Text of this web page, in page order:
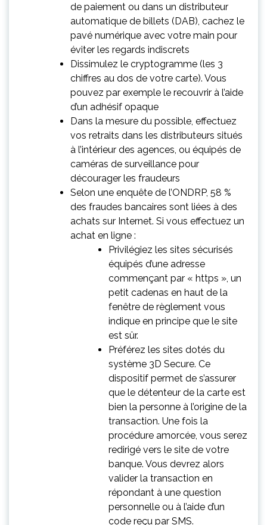
de paiement ou dans un distributeur
automatique de billets (DAB), cachez le
pavé numérique avec votre main pour
éviter les regards indiscrets
Dissimulez le cryptogramme (les 3
chiffres au dos de votre carte). Vous
pouvez par exemple le recouvrir à l’aide
d’un adhésif opaque
Dans la mesure du possible, effectuez
vos retraits dans les distributeurs situés
à l’intérieur des agences, ou équipés de
caméras de surveillance pour
décourager les fraudeurs
Selon une enquête de l’ONDRP, 58 %
des fraudes bancaires sont liées à des
achats sur Internet. Si vous effectuez un
achat en ligne :
Privilégiez les sites sécurisés
équipés d’une adresse
commençant par « https », un
petit cadenas en haut de la
fenêtre de règlement vous
indique en principe que le site
est sûr.
Préférez les sites dotés du
système 3D Secure. Ce
dispositif permet de s’assurer
que le détenteur de la carte est
bien la personne à l’origine de la
transaction. Une fois la
procédure amorcée, vous serez
redirigé vers le site de votre
banque. Vous devrez alors
valider la transaction en
répondant à une question
personnelle ou à l’aide d’un
code reçu par SMS.